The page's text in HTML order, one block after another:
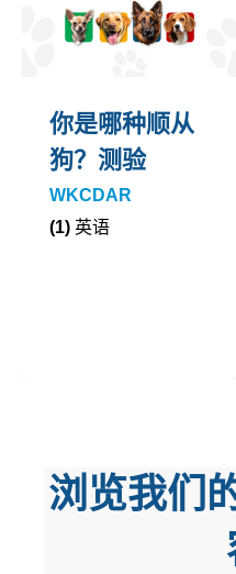
你是哪种顺从
狗？测验
WKCDAR
(1) 英语
浏览我们